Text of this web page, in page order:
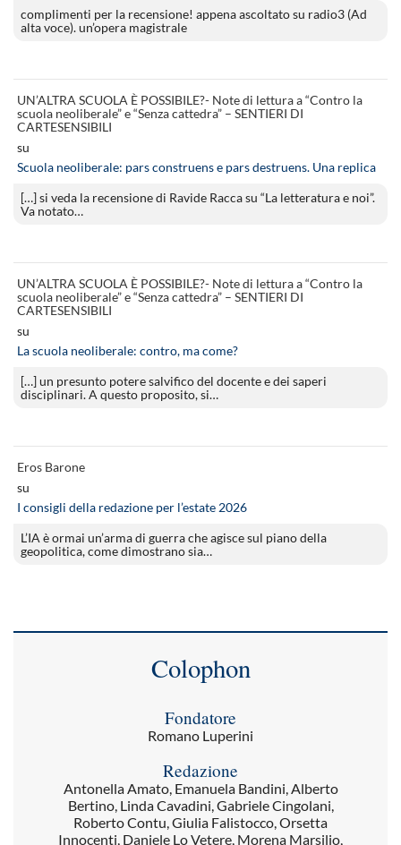
complimenti per la recensione! appena ascoltato su radio3 (Ad
alta voce). un’opera magistrale
UN’ALTRA SCUOLA È POSSIBILE?- Note di lettura a “Contro la
scuola neoliberale” e “Senza cattedra” – SENTIERI DI
CARTESENSIBILI
su
Scuola neoliberale: pars construens e pars destruens. Una replica
[…] si veda la recensione di Ravide Racca su “La letteratura e noi”.
Va notato…
UN’ALTRA SCUOLA È POSSIBILE?- Note di lettura a “Contro la
scuola neoliberale” e “Senza cattedra” – SENTIERI DI
CARTESENSIBILI
su
La scuola neoliberale: contro, ma come?
[…] un presunto potere salvifico del docente e dei saperi
disciplinari. A questo proposito, si…
Eros Barone
su
I consigli della redazione per l’estate 2026
L’IA è ormai un’arma di guerra che agisce sul piano della
geopolitica, come dimostrano sia…
Colophon
Fondatore
Romano Luperini
Redazione
Antonella Amato, Emanuela Bandini, Alberto
Bertino, Linda Cavadini, Gabriele Cingolani,
Roberto Contu, Giulia Falistocco, Orsetta
Innocenti, Daniele Lo Vetere, Morena Marsilio,